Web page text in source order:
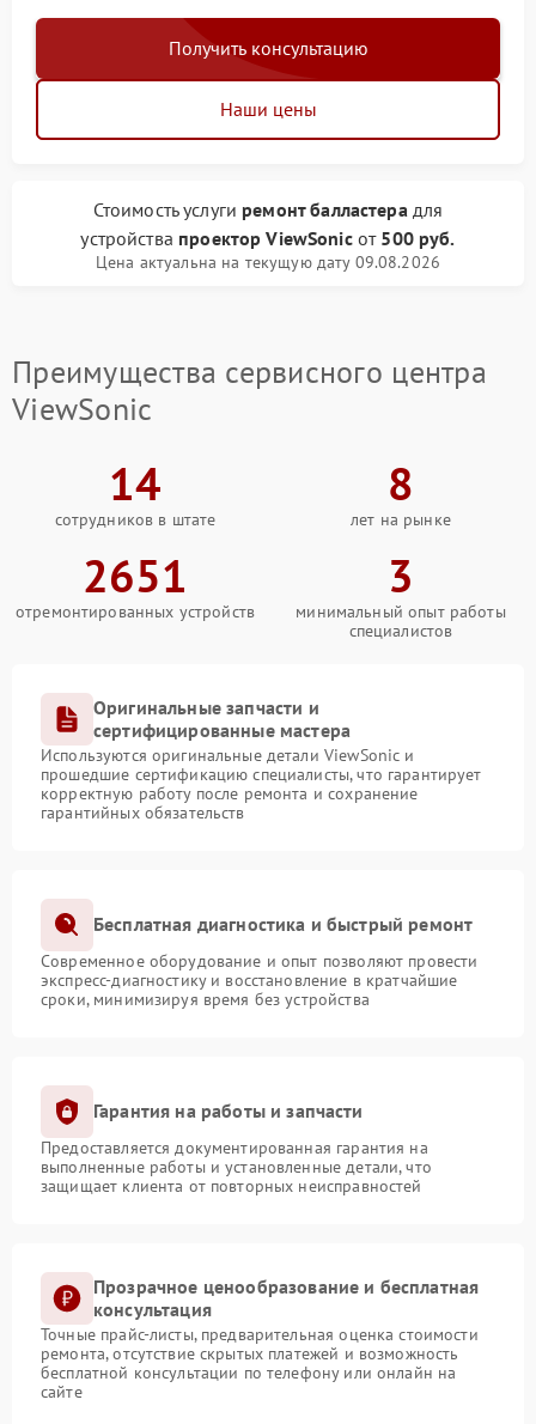
Получить консультацию
Наши цены
Стоимость услуги ремонт балластера для
устройства проектор ViewSonicот 500 руб.
Цена актуальна на текущую дату 09.08.2026
Преимущества сервисного центра
ViewSonic
14
сотрудников в штате
8
лет на рынке
2651
отремонтированных устройств
3
минимальный опыт работы
специалистов
Оригинальные запчасти и
сертифицированные мастера
Используются оригинальные детали ViewSonic и
прошедшие сертификацию специалисты, что гарантирует
корректную работу после ремонта и сохранение
гарантийных обязательств
Бесплатная диагностика и быстрый ремонт
Современное оборудование и опыт позволяют провести
экспресс-диагностику и восстановление в кратчайшие
сроки, минимизируя время без устройства
Гарантия на работы и запчасти
Предоставляется документированная гарантия на
выполненные работы и установленные детали, что
защищает клиента от повторных неисправностей
Прозрачное ценообразование и бесплатная
консультация
Точные прайс-листы, предварительная оценка стоимости
ремонта, отсутствие скрытых платежей и возможность
бесплатной консультации по телефону или онлайн на
сайте